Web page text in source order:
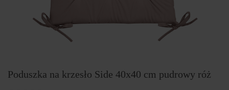
Poduszka na krzesło Side 40x40 cm pudrowy róż